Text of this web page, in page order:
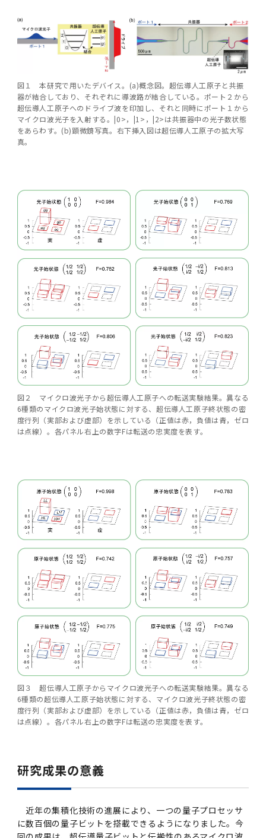
図１ 本研究で用いたデバイス。(a)概念図。超伝導人工原子と共振
器が結合しており、それぞれに導波路が結合している。ポート２から
超伝導人工原子へのドライブ波を印加し、それと同時にポート１から
マイクロ波光子を入射する。|0>，|1>，|2>は共振器中の光子数状態
をあらわす。(b)顕微鏡写真。右下挿入図は超伝導人工原子の拡大写
真。
図２ マイクロ波光子から超伝導人工原子への転送実験結果。異なる
6種類のマイクロ波光子始状態に対する、超伝導人工原子終状態の密
度行列（実部および虚部）を示している（正値は赤，負値は青，ゼロ
は点線）。各パネル右上の数字Fは転送の忠実度を表す。
図３ 超伝導人工原子からマイクロ波光子への転送実験結果。異なる
6種類の超伝導人工原子始状態に対する、マイクロ波光子終状態の密
度行列（実部および虚部）を示している（正値は赤，負値は青，ゼロ
は点線）。各パネル右上の数字Fは転送の忠実度を表す。
研究成果の意義
近年の集積化技術の進展により、一つの量子プロセッサ
に数百個の量子ビットを搭載できるようになりました。今